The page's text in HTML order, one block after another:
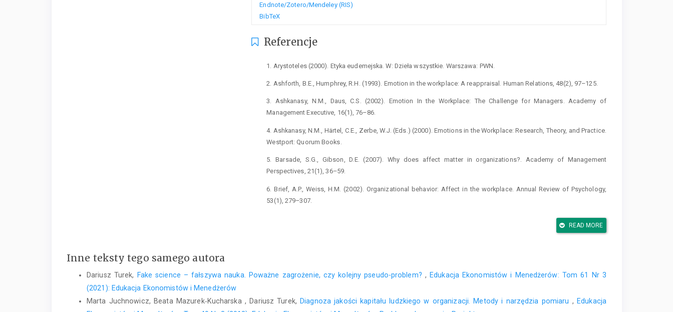
Endnote/Zotero/Mendeley (RIS)
BibTeX
Referencje
1. Arystoteles (2000). Etyka eudemejska. W: Dzieła wszystkie. Warszawa: PWN.
2. Ashforth, B.E., Humphrey, R.H. (1993). Emotion in the workplace: A reappraisal. Human Relations, 48(2), 97–125.
3. Ashkanasy, N.M., Daus, C.S. (2002). Emotion In the Workplace: The Challenge for Managers. Academy of
Management Executive, 16(1), 76–86.
4. Ashkanasy, N.M., Härtel, C.E., Zerbe, W.J. (Eds.) (2000). Emotions in the Workplace: Research, Theory, and Practice.
Westport: Quorum Books.
5. Barsade, S.G., Gibson, D.E. (2007). Why does affect matter in organizations?. Academy of Management
Perspectives, 21(1), 36–59.
6. Brief, A.P., Weiss, H.M. (2002). Organizational behavior: Affect in the workplace. Annual Review of Psychology,
53(1), 279–307.
8. Cikara, M., Botvinick, M.M., Fiske, S.T. (2011). Us versus them: Social identity shapes neural responses to
The sometimes happy thing about a poor economy and death. Journal of Experimental Social Psychology, 45, 635–
10. Cross, S., Littler, J. (2010). Celebrity and schadenfreude. The cultural economy of fame in freefall. Cultural
READ MORE
Inne teksty tego samego autora
Dariusz Turek, Fake science – fałszywa nauka. Poważne zagrożenie, czy kolejny pseudo-problem? , Edukacja Ekonomistów i Menedżerów: Tom 61 Nr 3
(2021): Edukacja Ekonomistów i Menedżerów
Marta Juchnowicz, Beata Mazurek‑Kucharska , Dariusz Turek, Diagnoza jakości kapitału ludzkiego w organizacji. Metody i narzędzia pomiaru , Edukacja